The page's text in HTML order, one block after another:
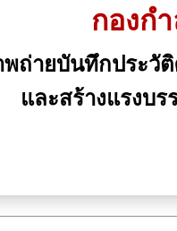
กองก
ถ่ายบันทึกประวั
และสร้างแรงบ